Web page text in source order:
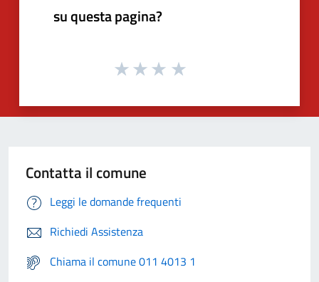
su questa pagina?
Contatta il comune
Leggi le domande frequenti
Richiedi Assistenza
Chiama il comune 011 4013 1